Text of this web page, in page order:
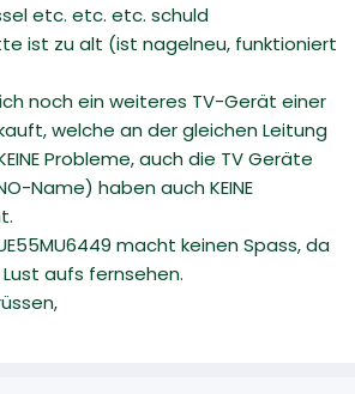
etc. etc. etc. schuld
ist zu alt (ist nagelneu, funktioniert
noch ein weiteres TV-Gerät einer
welche an der gleichen Leitung
Probleme, auch die TV Geräte
Name) haben auch KEINE
macht keinen Spass, da
aufs fernsehen.